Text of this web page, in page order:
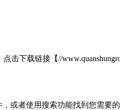
下载链接【//
或者使用搜索功能找到您需要